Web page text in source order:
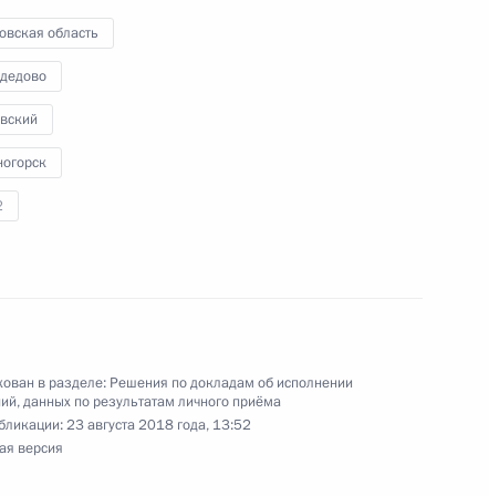
Президента Российской Федерации
2018 года
по итогам личного приёма в режиме видео-
области, проведённого по поручению
по итогам личного приёма в режиме видео-
область
в разделе: Решения по докладам об исполнении
данных по результатам личного приёма
23 августа 2018 года, 13:52
версия